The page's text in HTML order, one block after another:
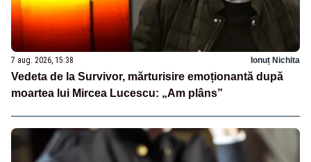
7 aug. 2026, 15:38 Ionuț Nichita
Vedeta de la Survivor, mărturisire emoționantă după
moartea lui Mircea Lucescu: „Am plâns”